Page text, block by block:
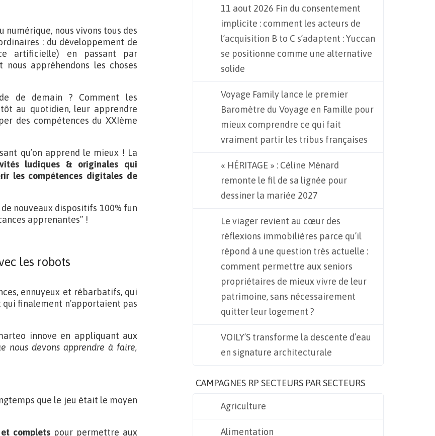
numérique, nous vivons tous des
: du développement de
artificielle) en passant par
nous appréhendons les choses
de demain ? Comment les
au quotidien, leur apprendre
des compétences du XXIème
qu’on apprend le mieux ! La
ludiques & originales qui
les compétences digitales de
nouveaux dispositifs 100% fun
apprenantes” !
les robots
ennuyeux et rébarbatifs, qui
finalement n’apportaient pas
innove en appliquant aux
nous devons apprendre à faire,
que le jeu était le moyen
completspour permettre aux
11 aout 2026 Fin du consentement
implicite : comment les acteurs de
l’acquisition B to C s’adaptent : Yuccan
se positionne comme une alternative
solide
Voyage Family lance le premier
Baromètre du Voyage en Famille pour
mieux comprendre ce qui fait
vraiment partir les tribus françaises
« HÉRITAGE » : Céline Ménard
remonte le fil de sa lignée pour
dessiner la mariée 2027
Le viager revient au cœur des
réflexions immobilières parce qu’il
répond à une question très actuelle :
comment permettre aux seniors
propriétaires de mieux vivre de leur
patrimoine, sans nécessairement
quitter leur logement ?
VOILY’S transforme la descente d’eau
en signature architecturale
CAMPAGNES RP SECTEURS PAR SECTEURS
Agriculture
Alimentation